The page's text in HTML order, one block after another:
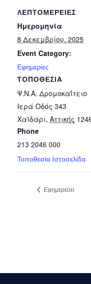
ΛΕΠΤΟΜΈΡΕΙΕΣ
Ημερομηνία
8 Δεκεμβρίου, 2025
Event Category:
Εφημερίες
ΤΟΠΟΘΕΣΊΑ
Ψ.Ν.Α. Δρομοκαΐτειο
Ιερά Οδός 343
Χαϊδάρι, Αττικής
Phone
213 2046 000
Τοποθεσία Ιστοσελίδα
Εφημερεύει